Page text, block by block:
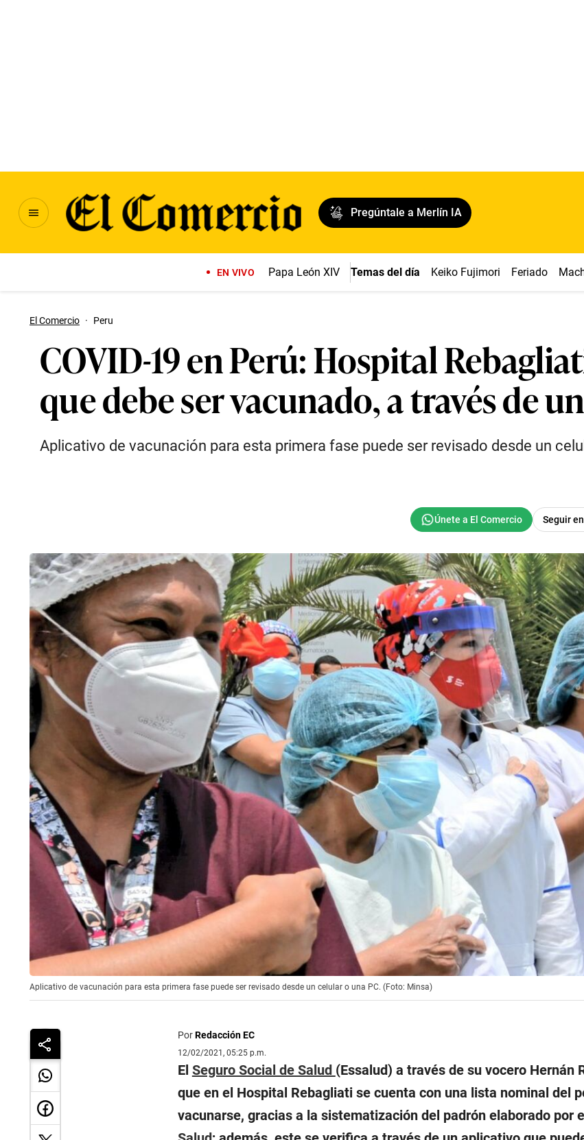
Pregúntale a Merlín IA
EN VIVO Papa León XIV Temas del día Keiko Fujimori Feriado
El Comercio · Peru
COVID-19 en Perú: Hospital
que debe ser vacunado, a través de
Aplicativo de vacunación para esta primera fase puede ser revisado desde un
Seguir en
Aplicativo de vacunación para esta primera fase puede ser revisado desde un celular o una PC. (Foto: Minsa)
PorRedacción EC
12/02/2021, 05:25 p.m.
El Seguro Social de Salud (Essalud) a través de su vocero Hernán
que en el Hospital Rebagliati se cuenta con una lista nominal del
vacunarse, gracias a la sistematización del padrón elaborado por el